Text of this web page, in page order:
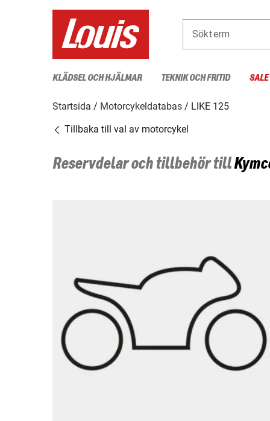
Sökterm
KLÄDSEL OCH HJÄLMAR TEKNIK OCH FRITID
Startsida Motorcykeldatabas
LIKE 125
Tillbaka till val av motorcykel
Reservdelar och tillbehör till